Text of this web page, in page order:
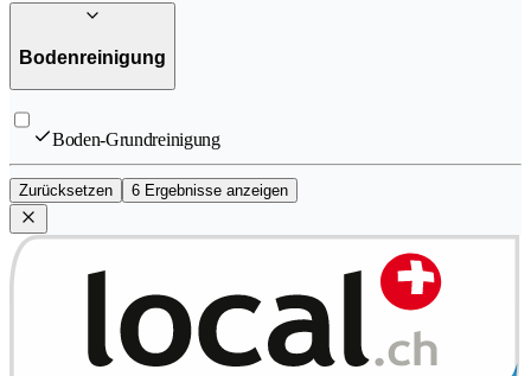
Bodenreinigung
Boden-Grundreinigung
Zurücksetzen 6 Ergebnisse anzeigen